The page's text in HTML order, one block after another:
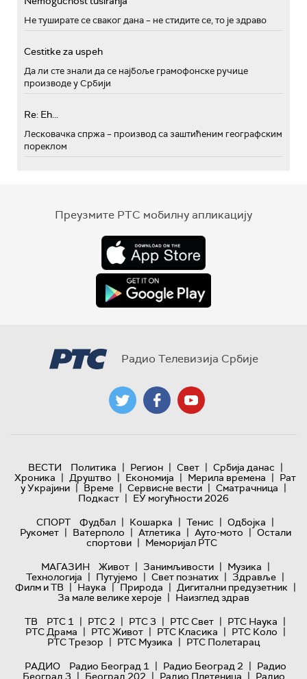
Не туширате се сваког дана – не стидите се, то је здраво
Cestitke za uspeh
Да ли сте знали да се најбоље грамофонске ручице
производе у Србији
Re: Eh...
Лесковачка спржа – производ са заштићеним географским
пореклом
Преузмите РТС мобилну апликацију
Радио Телевизија Србије
ВЕСТИ Политика | Регион | Свет | Србија данас |
Хроника | Друштво | Економија | Мерила времена | Рат
у Украјини | Време | Сервисне вести | Сматрачница |
Подкаст | ЕУ могућности 2026
СПОРТ
Фудбал | Кошарка | Тенис | Одбојка |
Рукомет | Ватерполо | Атлетика | Ауто-мото | Остали
спортови | Меморијал РТС
МАГАЗИН
Живот | Занимљивости | Музика |
Технологијa | Путујемо | Свет познатих | Здравље |
Филм и ТВ | Наука | Природа | Дигитални предузетник |
За мале велике хероје | Наизглед здрав
ТВ
РТС 1 | РТС 2 | РТС 3 | РТС Свет | РТС Наука |
РТС Драма | РТС Живот | РТС Класика | РТС Коло |
РТС Трезор | РТС Музика | РТС Полетарац
РАДИО
Радио Београд 1 | Радио Београд 2 | Радио
Београд 3 | Београд 202 | Радио Плетеница | Радио